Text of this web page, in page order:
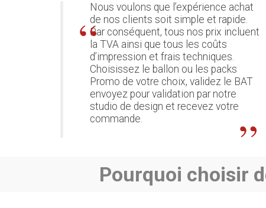
Nous voulons que l’expérience achat
de nos clients soit simple et rapide.
Par conséquent, tous nos prix incluent
la TVA ainsi que tous les coûts
d’impression et frais techniques.
Choisissez le ballon ou les packs
Promo de votre choix, validez le BAT
envoyez pour validation par notre
studio de design et recevez votre
commande.
Pourquoi choisir